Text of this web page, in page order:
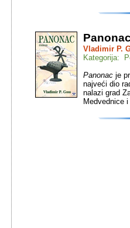
Vladimir P.
Kategorija:
Panonac je
najveći dio
nalazi grad
Medvednice